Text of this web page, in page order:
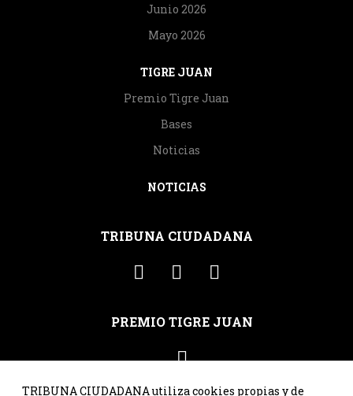
Junio 2026
Mayo 2026
TIGRE JUAN
Premio Tigre Juan
Bases
Noticias
NOTICIAS
TRIBUNA CIUDADANA
PREMIO TIGRE JUAN
TRIBUNA CIUDADANA utiliza cookies propias y de